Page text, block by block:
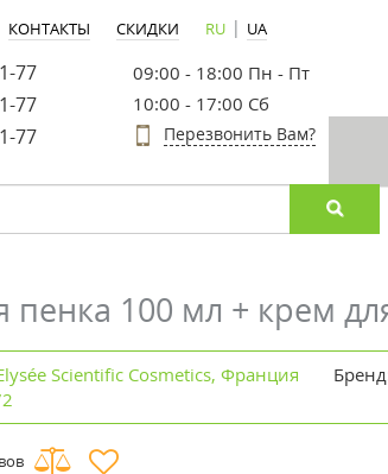
КОНТАКТЫ СКИДКИ RU | UA
77
77
77
09:00 - 18:00 Пн - Пт
10:00 - 17:00 Сб
Перезвонить Вам?
100 мл + крем
Scientific Cosmetics, Франция